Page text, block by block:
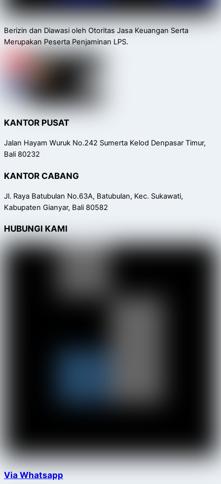
Berizin dan Diawasi oleh Otoritas Jasa Keuangan Serta
Merupakan Peserta Penjaminan LPS.
KANTOR PUSAT
Jalan Hayam Wuruk No.242 Sumerta Kelod Denpasar Timur,
Bali 80232
KANTOR CABANG
Jl. Raya Batubulan No.63A, Batubulan, Kec. Sukawati,
Kabupaten Gianyar, Bali 80582
HUBUNGI KAMI
Via Whatsapp